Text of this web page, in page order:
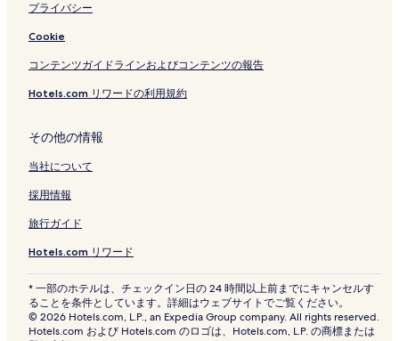
プライバシー
Cookie
コンテンツガイドラインおよびコンテンツの報告
Hotels.com リワードの利用規約
その他の情報
当社について
採用情報
旅行ガイド
Hotels.com リワード
* 一部のホテルは、チェックイン日の 24 時間以上前までにキャンセルす
ることを条件としています。詳細はウェブサイトでご覧ください。
© 2026 Hotels.com, L.P., an Expedia Group company. All rights reserved.
Hotels.com および Hotels.com のロゴは、Hotels.com, L.P. の商標または